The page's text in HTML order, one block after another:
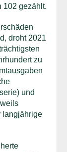
102 gezählt.
droht 2021
zu
und
langjährige